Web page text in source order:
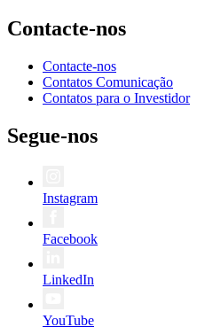
Contacte-nos
Contacte-nos
Contatos Comunicação
Contatos para o Investidor
Segue-nos
Instagram
Facebook
LinkedIn
YouTube